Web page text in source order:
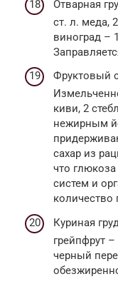
Отварная
ст. л. меда,
виноград –
Фруктовый
киви, 2
нежирным
сахар из
что
систем и
Куриная
грейпфрут
черный